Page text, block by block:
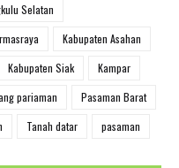
Selatan
Kabupaten Asahan
Kabupaten Siak
Kampar
pariaman
Pasaman Barat
Tanah datar pasaman